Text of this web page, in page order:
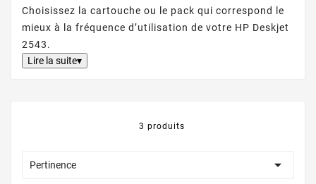
Choisissez la cartouche ou le pack qui correspond le
mieux à la fréquence d’utilisation de votre HP Deskjet
2543.
Lire la suite▾
3 produits
Pertinence 